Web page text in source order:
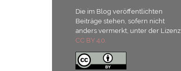
Die im Blog veröffentlichten
Beiträge stehen, sofern nicht
anders vermerkt, unter der Lizenz
CC BY 4.0.